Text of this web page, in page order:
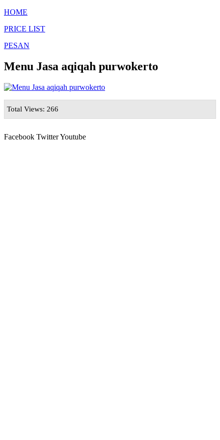
HOME
PRICE LIST
PESAN
Menu Jasa aqiqah purwokerto
Total Views: 266
Facebook TwitterYoutube